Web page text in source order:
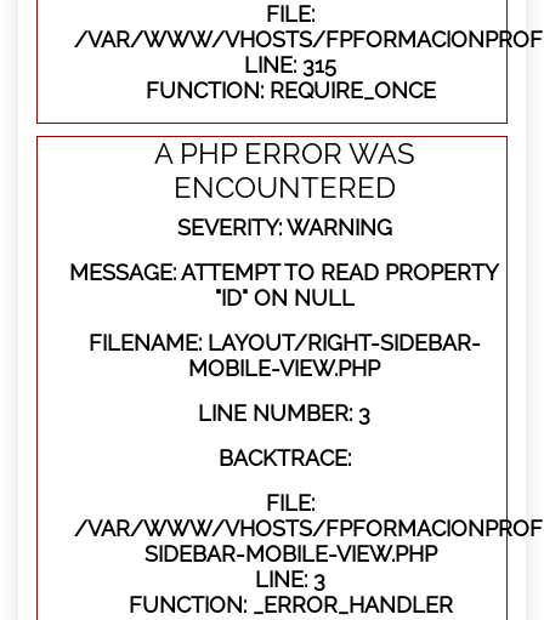
FILE:
/VAR/WWW/VHOSTS/
LINE: 315
FUNCTION: REQUIRE_ONCE
A PHP ERROR WAS
ENCOUNTERED
SEVERITY: WARNING
MESSAGE: ATTEMPT TO READ PROPERTY
"ID" ON NULL
FILENAME: LAYOUT/RIGHT-SIDEBAR-
MOBILE-VIEW.PHP
LINE NUMBER: 3
BACKTRACE:
FILE:
/VAR/WWW/VHOSTS/
SIDEBAR-MOBILE-VIEW.PHP
LINE: 3
FUNCTION: _ERROR_HANDLER